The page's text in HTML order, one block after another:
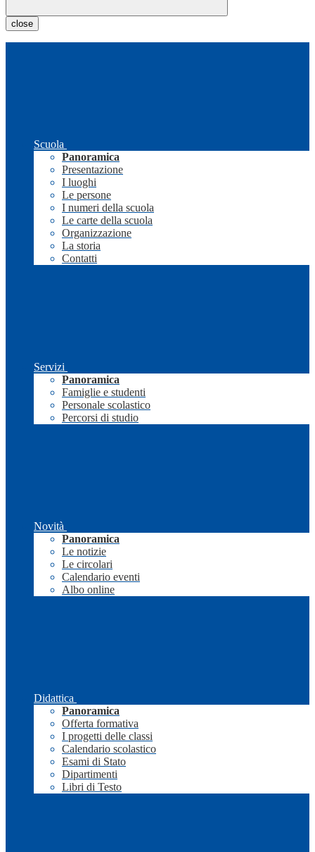
close
Scuola
Panoramica
Presentazione
I luoghi
Le persone
I numeri della scuola
Le carte della scuola
Organizzazione
La storia
Contatti
Servizi
Panoramica
Famiglie e studenti
Personale scolastico
Percorsi di studio
Novità
Panoramica
Le notizie
Le circolari
Calendario eventi
Albo online
Didattica
Panoramica
Offerta formativa
I progetti delle classi
Calendario scolastico
Esami di Stato
Dipartimenti
Libri di Testo